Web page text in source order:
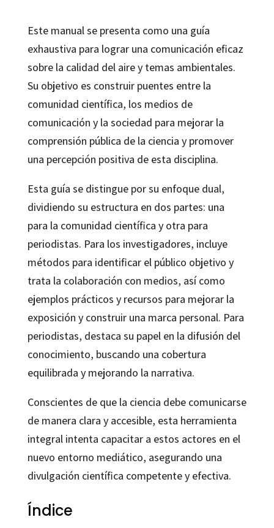
Este manual se presenta como una guía
exhaustiva para lograr una comunicación eficaz
sobre la calidad del aire y temas ambientales.
Su objetivo es construir puentes entre la
comunidad científica, los medios de
comunicación y la sociedad para mejorar la
comprensión pública de la ciencia y promover
una percepción positiva de esta disciplina.
Esta guía se distingue por su enfoque dual,
dividiendo su estructura en dos partes: una
para la comunidad científica y otra para
periodistas. Para los investigadores, incluye
métodos para identificar el público objetivo y
trata la colaboración con medios, así como
ejemplos prácticos y recursos para mejorar la
exposición y construir una marca personal. Para
periodistas, destaca su papel en la difusión del
conocimiento, buscando una cobertura
equilibrada y mejorando la narrativa.
Conscientes de que la ciencia debe comunicarse
de manera clara y accesible, esta herramienta
integral intenta capacitar a estos actores en el
nuevo entorno mediático, asegurando una
divulgación científica competente y efectiva.
Índice